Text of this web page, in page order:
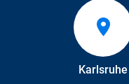
Karlsruhe